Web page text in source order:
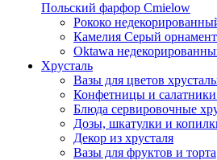
Польский фарфор Сmielow
Рококо
Камелия Серый орнамент
Oktawa
Хрусталь
Вазы для цветов
Конфетницы и салатники
Блюда сервировочные
Дозы, шкатулки и
Декор из хрусталя
Вазы для фруктов и торта